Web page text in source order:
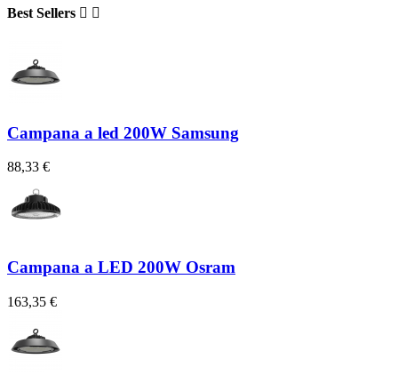
Best Sellers  
Campana a led 200W Samsung
88,33 €
Campana a LED 200W Osram
163,35 €